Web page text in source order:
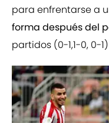
para enfrentarse a
forma después del
partidos (0-1,1-0, 0-1)